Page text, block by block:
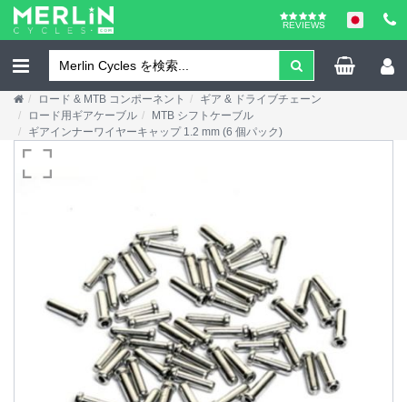
REVIEWS
ロード & MTB コンポーネント
ギア & ドライブチェーン
ロード用ギアケーブル
MTB シフトケーブル
ギアインナーワイヤーキャップ 1.2 mm (6 個パック)